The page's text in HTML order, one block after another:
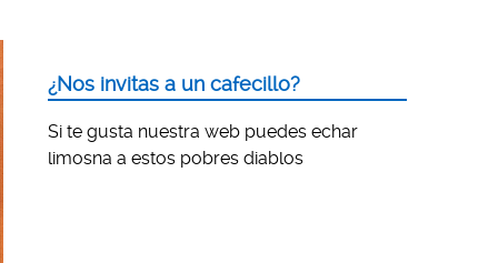
¿Nos invitas a un cafecillo?
Si te gusta nuestra web puedes echar
limosna a estos pobres diablos